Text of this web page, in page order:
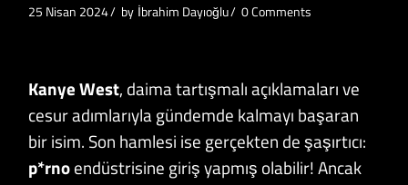
25 Nisan 2024 by İbrahim Dayıoğlu 0 Comments
Kanye West, daima tartışmalı açıklamaları ve
cesur adımlarıyla gündemde kalmayı başaran
bir isim. Son hamlesi ise gerçekten de şaşırtıcı:
p*rnoendüstrisine giriş yapmış olabilir! Ancak